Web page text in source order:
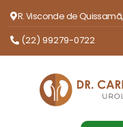
R. Visconde de Quissamã,
(22) 99279-0722